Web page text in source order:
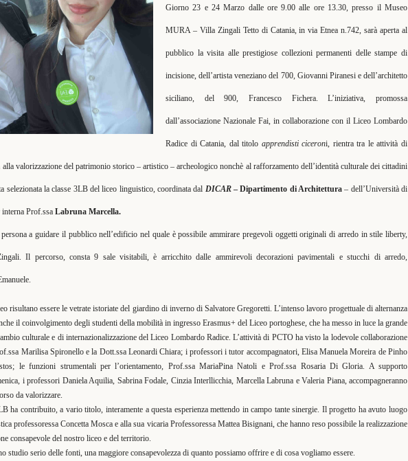
Giorno 23 e 24 Marzo dalle ore 9.00 alle ore 13.30, presso il Museo
MURA – Villa Zingali Tetto di Catania, in via Etnea n.742, sarà aperta al
pubblico la visita alle prestigiose collezioni permanenti delle stampe di
incisione, dell’artista veneziano del 700, Giovanni Piranesi e dell’architetto
siciliano, del 900, Francesco Fichera. L’iniziativa, promossa
dall’associazione Nazionale Fai, in collaborazione con il Liceo Lombardo
Radice di Catania, dal titolo apprendisti ciceroni, rientra tra le attività di
valorizzazione del patrimonio storico – artistico – archeologico nonchè al rafforzamento dell’identità culturale dei cittadini
selezionata la classe 3LB del liceo linguistico, coordinata dal DICAR– Dipartimento di Architettura – dell’Università di
Prof.ssa Labruna Marcella.
a guidare il pubblico nell’edificio nel quale è possibile ammirare pregevoli oggetti originali di arredo in stile liberty,
Il percorso, consta 9 sale visitabili, è arricchito dalle ammirevoli decorazioni pavimentali e stucchi di arredo,
risultano essere le vetrate istoriate del giardino di inverno di Salvatore Gregoretti. L’intenso lavoro progettuale di alternanza
il coinvolgimento degli studenti della mobilità in ingresso Erasmus+ del Liceo portoghese, che ha messo in luce la grande
culturale e di internazionalizzazione del Liceo Lombardo Radice. L’attività di PCTO ha visto la lodevole collaborazione
Marilisa Spironello e la Dott.ssa Leonardi Chiara; i professori i tutor accompagnatori, Elisa Manuela Moreira de Pinho
le funzioni strumentali per l’orientamento, Prof.ssa MariaPina Natoli e Prof.ssa Rosaria Di Gloria. A supporto
i professori Daniela Aquilia, Sabrina Fodale, Cinzia Interllicchia, Marcella Labruna e Valeria Piana, accompagneranno
da valorizzare.
ha contribuito, a vario titolo, interamente a questa esperienza mettendo in campo tante sinergie. Il progetto ha avuto luogo
professoressa Concetta Mosca e alla sua vicaria Professoressa Mattea Bisignani, che hanno reso possibile la realizzazione
consapevole del nostro liceo e del territorio.
studio serio delle fonti, una maggiore consapevolezza di quanto possiamo offrire e di cosa vogliamo essere.